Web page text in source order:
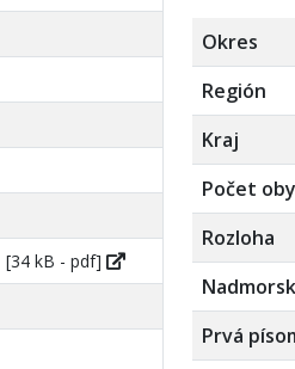
[34 kB - pdf]
Okres
Región
Kraj
Počet
Rozloha
Prvá